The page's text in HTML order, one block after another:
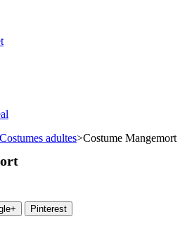
Costumes adultes>Costume Mangemort
Pinterest